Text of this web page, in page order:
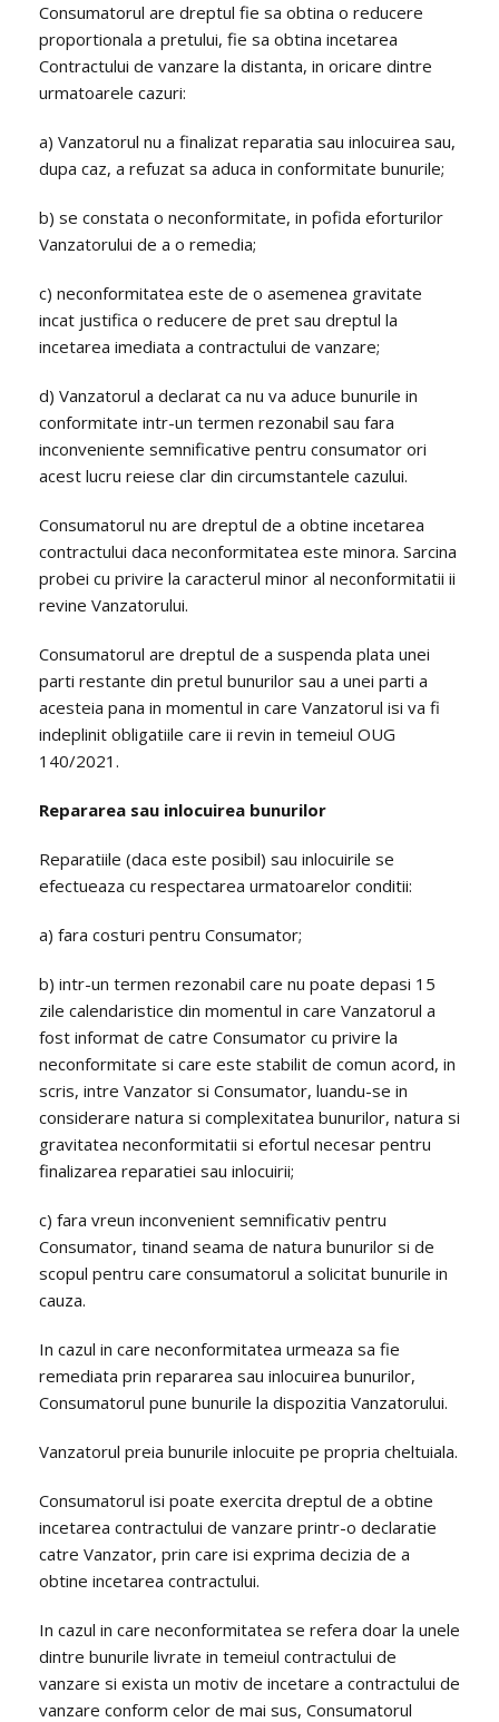
Consumatorul are dreptul fie sa obtina o reducere
proportionala a pretului, fie sa obtina incetarea
Contractului de vanzare la distanta, in oricare dintre
urmatoarele cazuri:
a) Vanzatorul nu a finalizat reparatia sau inlocuirea sau,
dupa caz, a refuzat sa aduca in conformitate bunurile;
b) se constata o neconformitate, in pofida eforturilor
Vanzatorului de a o remedia;
c) neconformitatea este de o asemenea gravitate
incat justifica o reducere de pret sau dreptul la
incetarea imediata a contractului de vanzare;
d) Vanzatorul a declarat ca nu va aduce bunurile in
conformitate intr-un termen rezonabil sau fara
inconveniente semnificative pentru consumator ori
acest lucru reiese clar din circumstantele cazului.
Consumatorul nu are dreptul de a obtine incetarea
contractului daca neconformitatea este minora. Sarcina
probei cu privire la caracterul minor al neconformitatii ii
revine Vanzatorului.
Consumatorul are dreptul de a suspenda plata unei
parti restante din pretul bunurilor sau a unei parti a
acesteia pana in momentul in care Vanzatorul isi va fi
indeplinit obligatiile care ii revin in temeiul OUG
140/2021.
Repararea sau inlocuirea bunurilor
Reparatiile (daca este posibil) sau inlocuirile se
efectueaza cu respectarea urmatoarelor conditii:
a) fara costuri pentru Consumator;
b) intr-un termen rezonabil care nu poate depasi 15
zile calendaristice din momentul in care Vanzatorul a
fost informat de catre Consumator cu privire la
neconformitate si care este stabilit de comun acord, in
scris, intre Vanzator si Consumator, luandu-se in
considerare natura si complexitatea bunurilor, natura si
gravitatea neconformitatii si efortul necesar pentru
finalizarea reparatiei sau inlocuirii;
c) fara vreun inconvenient semnificativ pentru
Consumator, tinand seama de natura bunurilor si de
scopul pentru care consumatorul a solicitat bunurile in
cauza.
In cazul in care neconformitatea urmeaza sa fie
remediata prin repararea sau inlocuirea bunurilor,
Consumatorul pune bunurile la dispozitia Vanzatorului.
Vanzatorul preia bunurile inlocuite pe propria cheltuiala.
Consumatorul isi poate exercita dreptul de a obtine
incetarea contractului de vanzare printr-o declaratie
catre Vanzator, prin care isi exprima decizia de a
obtine incetarea contractului.
In cazul in care neconformitatea se refera doar la unele
dintre bunurile livrate in temeiul contractului de
vanzare si exista un motiv de incetare a contractului de
vanzare conform celor de mai sus, Consumatorul